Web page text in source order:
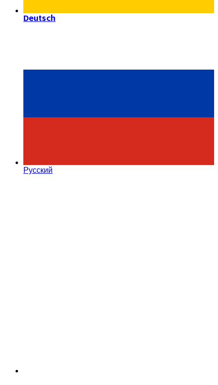
Deutsch
Русский